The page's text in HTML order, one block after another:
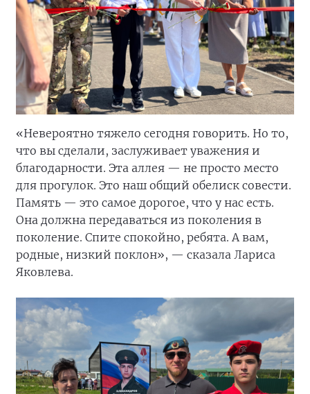
«Невероятно тяжело сегодня говорить. Но то,
что вы сделали, заслуживает уважения и
благодарности. Эта аллея — не просто место
для прогулок. Это наш общий обелиск совести.
Память — это самое дорогое, что у нас есть.
Она должна передаваться из поколения в
поколение. Спите спокойно, ребята. А вам,
родные, низкий поклон», — сказала Лариса
Яковлева.